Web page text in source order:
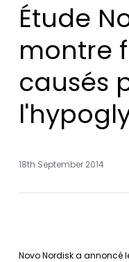
Étude
montre
causés
18th September 2014
Novo Nordisk a annoncé